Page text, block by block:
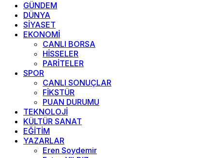
GÜNDEM
DÜNYA
SİYASET
EKONOMİ
CANLI BORSA
HİSSELER
PARİTELER
SPOR
CANLI SONUÇLAR
FİKSTÜR
PUAN DURUMU
TEKNOLOJİ
KÜLTÜR SANAT
EĞİTİM
YAZARLAR
Eren Soydemir